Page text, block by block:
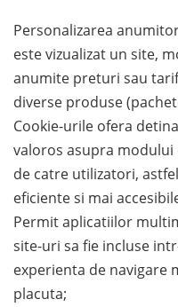
Personalizarea
este vizualizat un site,
anumite preturi sau
diverse produse
Cookie-urile ofera
valoros asupra
de catre utilizatori,
eficiente si mai
Permit aplicatiilor
site-uri sa fie incluse
experienta de navigare
placuta;